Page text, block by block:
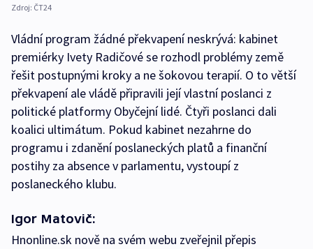
Zdroj: ČT24
Vládní program žádné překvapení neskrývá: kabinet
premiérky Ivety Radičové se rozhodl problémy země
řešit postupnými kroky a ne šokovou terapií. O to větší
překvapení ale vládě připravili její vlastní poslanci z
politické platformy Obyčejní lidé. Čtyři poslanci dali
koalici ultimátum. Pokud kabinet nezahrne do
programu i zdanění poslaneckých platů a finanční
postihy za absence v parlamentu, vystoupí z
poslaneckého klubu.
Igor Matovič:
Hnonline.sk nově na svém webu zveřejnil přepis